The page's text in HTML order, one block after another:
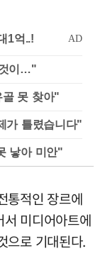
것이…"
못 찾아"
가 틀렸습니다"
낳아 미안"
통적인 장르에
미디어아트에
으로 기대된다.